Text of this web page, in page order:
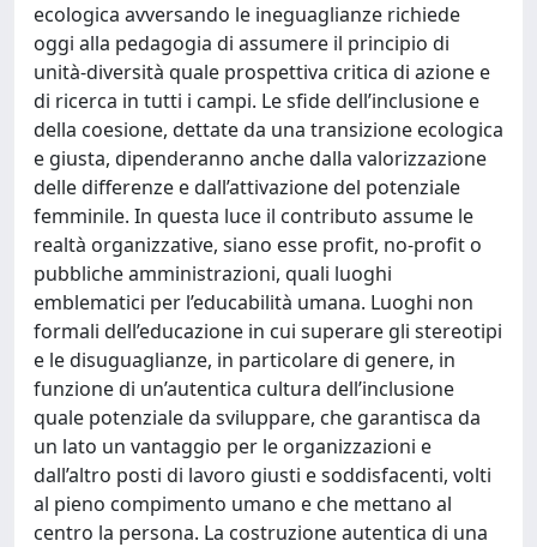
ecologica avversando le ineguaglianze richiede
oggi alla pedagogia di assumere il principio di
unità-diversità quale prospettiva critica di azione e
di ricerca in tutti i campi. Le sfide dell’inclusione e
della coesione, dettate da una transizione ecologica
e giusta, dipenderanno anche dalla valorizzazione
delle differenze e dall’attivazione del potenziale
femminile. In questa luce il contributo assume le
realtà organizzative, siano esse profit, no-profit o
pubbliche amministrazioni, quali luoghi
emblematici per l’educabilità umana. Luoghi non
formali dell’educazione in cui superare gli stereotipi
e le disuguaglianze, in particolare di genere, in
funzione di un’autentica cultura dell’inclusione
quale potenziale da sviluppare, che garantisca da
un lato un vantaggio per le organizzazioni e
dall’altro posti di lavoro giusti e soddisfacenti, volti
al pieno compimento umano e che mettano al
centro la persona. La costruzione autentica di una